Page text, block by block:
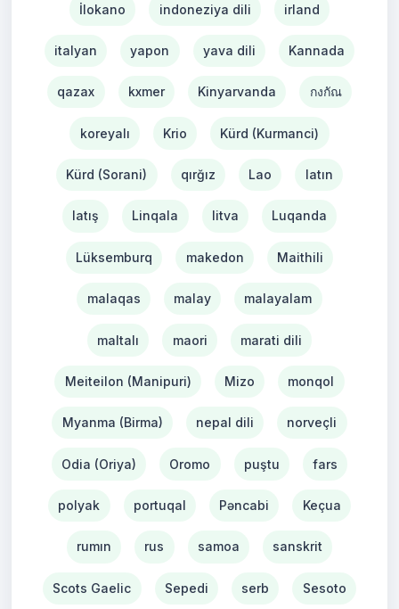
İlokano indoneziya dili irland
italyan yapon yava dili Kannada
qazax kxmer Kinyarvanda กงกัณ
koreyalı Krio Kürd (Kurmanci)
Kürd (Sorani) qırğız Lao latın
latış Linqala litva Luqanda
Lüksemburq makedon Maithili
malaqas malay malayalam
maltalı maori marati dili
Meiteilon (Manipuri) Mizo monqol
Myanma (Birma) nepal dili norveçli
Odia (Oriya) Oromo puştu fars
polyak portuqal Pəncabi Keçua
rumın rus samoa sanskrit
Scots Gaelic Sepedi serb Sesoto